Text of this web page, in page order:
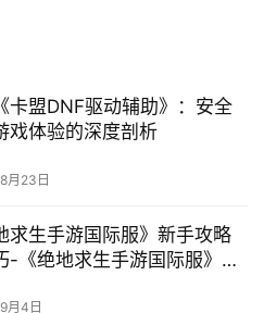
卡盟DNF驱动辅助》：安全
戏体验的深度剖析
月23日
求生手游国际服》新手攻略
-《绝地求生手游国际服》进
月4日